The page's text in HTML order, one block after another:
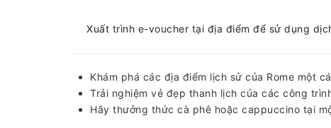
Xuất trình e-voucher tại địa điểm để sử dụng
Khám phá các địa điểm lịch sử của Rome một
Trải nghiệm vẻ đẹp thanh lịch của các công
Hãy thưởng thức cà phê hoặc cappuccino tại